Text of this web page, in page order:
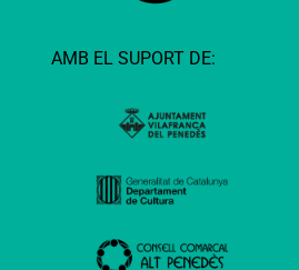
AMB EL SUPORT DE: